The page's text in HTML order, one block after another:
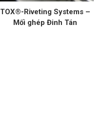
TOX®-Riveting Systems –
Mối ghép Đinh Tán